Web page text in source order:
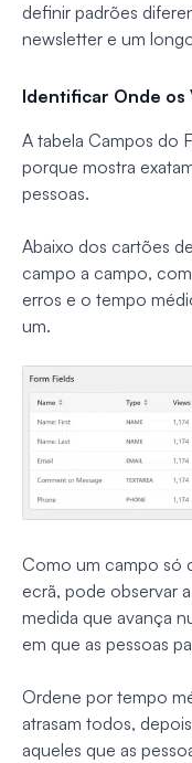
definir padrões
newsletter e um
Identificar Onde os
A tabela Campos do
porque mostra
pessoas.
Abaixo dos cartões
campo a campo,
erros e o tempo
um.
Como um campo só
ecrã, pode observar
medida que avança
em que as pessoas
Ordene por tempo
atrasam todos,
aqueles que as